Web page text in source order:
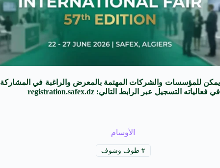
يمكن للمؤسسات والشركات المهتمة بالمعرض والراغبة في المشاركة
في فعالياته التسجيل عبر الرابط التالي: registration.safex.dz
الأوسام
#طوف وشوف